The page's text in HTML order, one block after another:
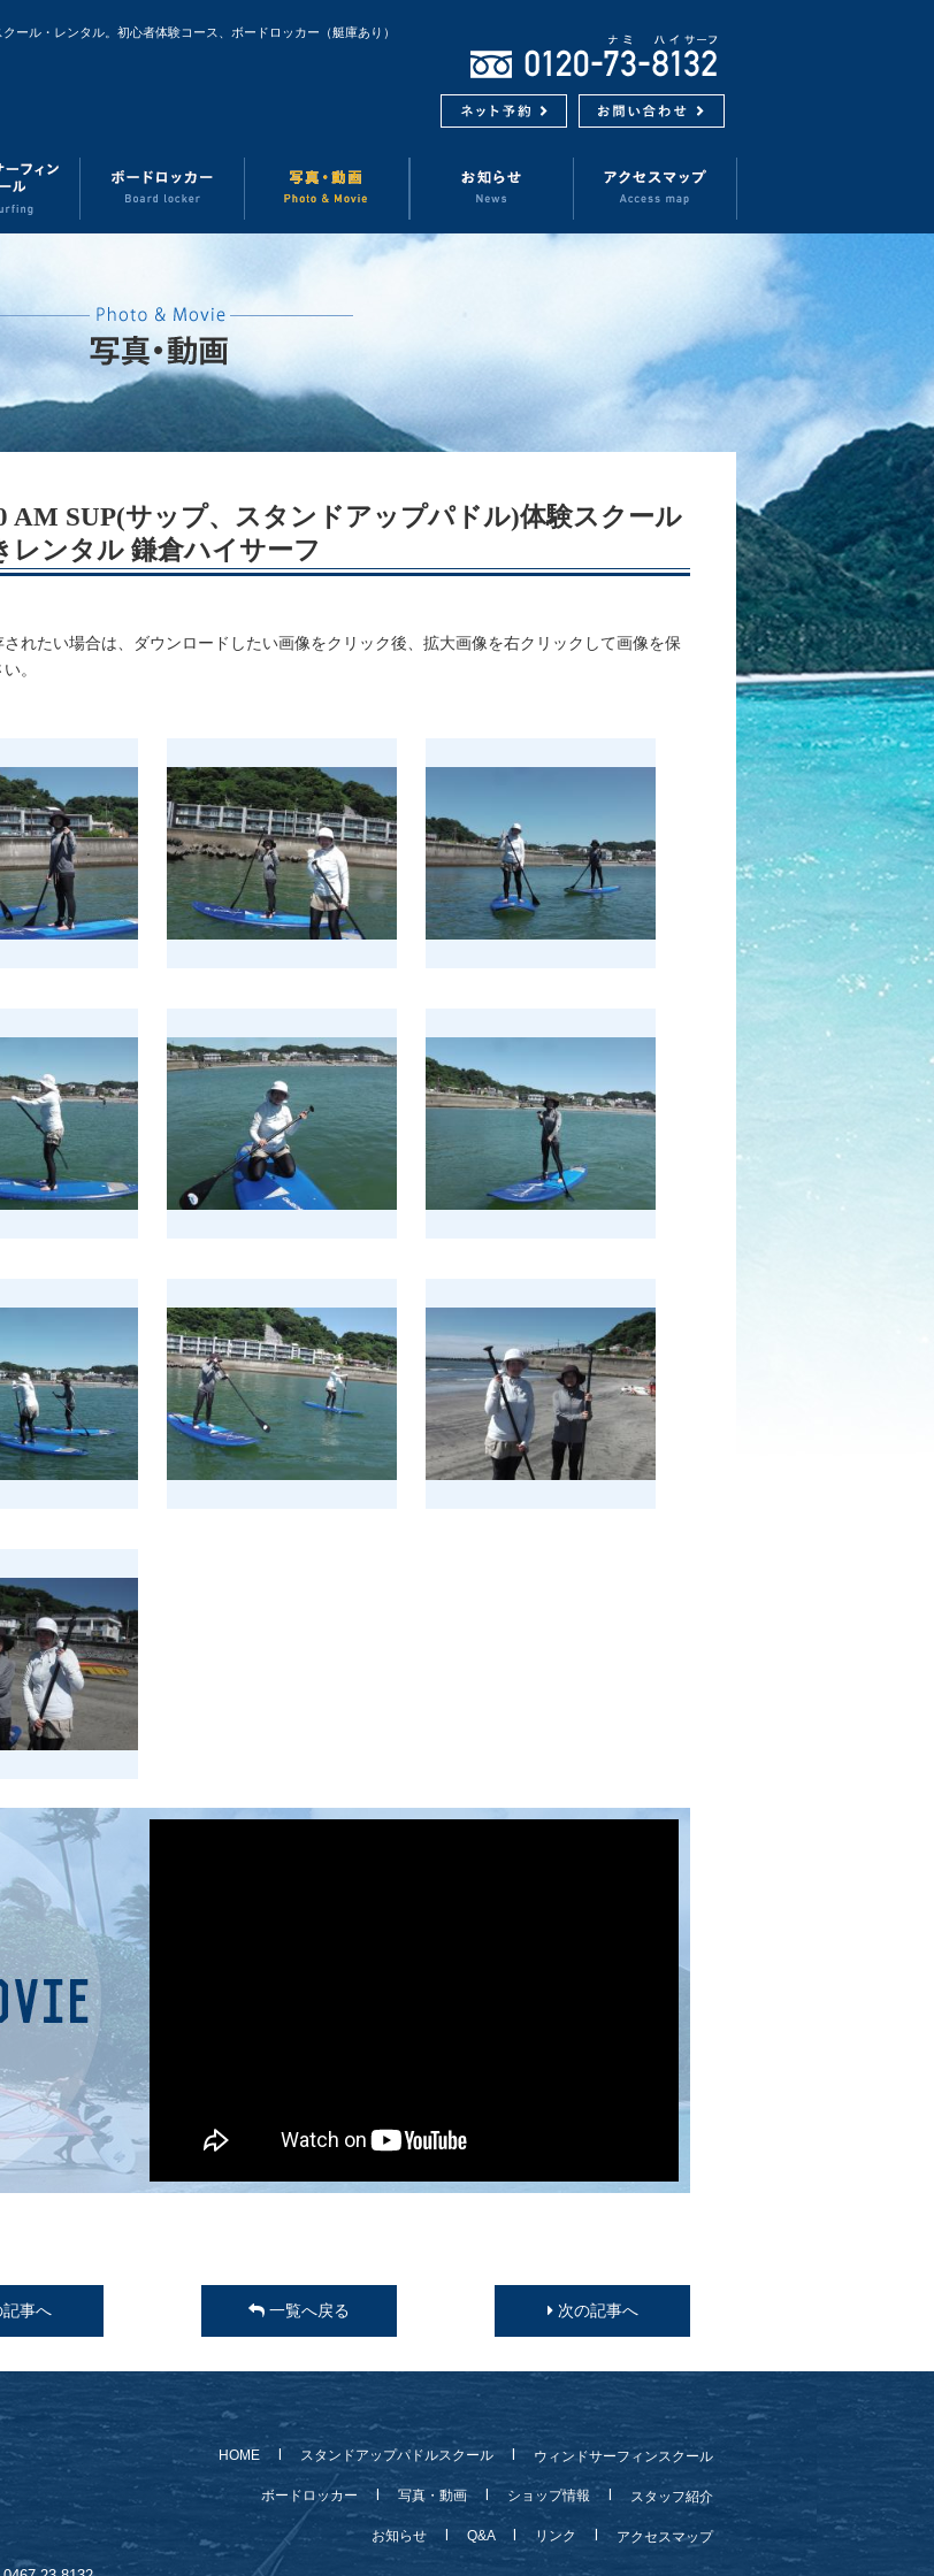
ール・レンタル。初心者体験コース、ボードロッカー（艇庫あり）
AM SUP(サップ、スタンドアップパドル)体験スクール
レンタル 鎌倉ハイサーフ
れたい場合は、ダウンロードしたい画像をクリック後、拡大画像を右クリックして画像を保
。
事へ 一覧へ戻る 次の記事へ
HOME スタンドアップパドルスクール ウィンドサーフィンスクール
ボードロッカー 写真・動画 ショップ情報 スタッフ紹介
お知らせ Q&A リンク アクセスマップ